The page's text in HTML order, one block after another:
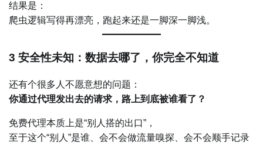
结果是：
爬虫逻辑写得再漂亮，跑起来还是一脚深一脚浅。
3 安全性未知：数据去哪了，你完全不知道
还有个很多人不愿意想的问题：
你通过代理发出去的请求，路上到底被谁看了？
免费代理本质上是“别人搭的出口”，
至于这个“别人”是谁、会不会做流量嗅探、会不会顺手记录